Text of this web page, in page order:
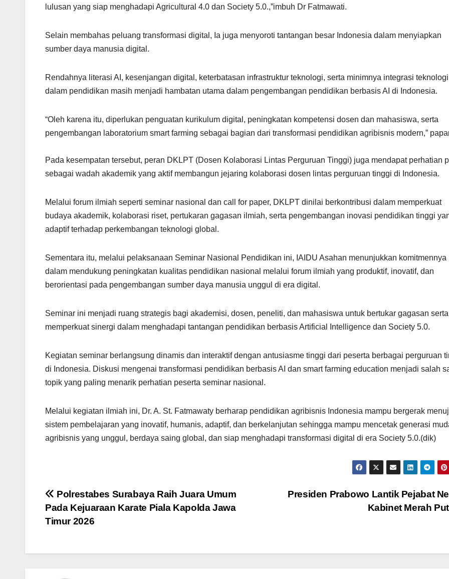
lulusan yang siap menghadapi Agricultural 4.0 dan Society 5.0.,”imbuh Dr Fatmawati.
Selain membahas peluang transformasi digital, Ia juga menyoroti tantangan besar Indonesia dalam menyiapkan
sumber daya manusia digital.
Rendahnya literasi AI, kesenjangan digital, keterbatasan infrastruktur teknologi, serta minimnya integrasi teknologi
dalam pendidikan masih menjadi hambatan utama dalam pengembangan pendidikan berbasis AI di Indonesia.
“Oleh karena itu, diperlukan penguatan kurikulum digital, peningkatan kompetensi dosen dan mahasiswa, serta
pengembangan laboratorium smart farming sebagai bagian dari transformasi pendidikan agribisnis modern,”
Pada kesempatan tersebut, peran DKLPT (Dosen Kolaborasi Lintas Perguruan Tinggi) juga mendapat perhatian
sebagai wadah akademik yang aktif membangun jejaring kolaborasi dosen lintas perguruan tinggi di Indonesia.
Melalui forum ilmiah seperti seminar nasional dan call for paper, DKLPT dinilai berkontribusi dalam memperkuat
budaya akademik, kolaborasi riset, pertukaran gagasan ilmiah, serta pengembangan inovasi pendidikan tinggi
adaptif terhadap perkembangan teknologi global.
Sementara itu, melalui pelaksanaan Seminar Nasional Pendidikan ini, IAIDU Asahan menunjukkan komitmennya
dalam mendukung peningkatan kualitas pendidikan nasional melalui forum ilmiah yang produktif, inovatif, dan
berorientasi pada pengembangan sumber daya manusia unggul di era digital.
Seminar ini menjadi ruang strategis bagi akademisi, dosen, peneliti, dan mahasiswa untuk bertukar gagasan serta
memperkuat sinergi dalam menghadapi tantangan pendidikan berbasis Artificial Intelligence dan Society 5.0.
Kegiatan seminar berlangsung dinamis dan interaktif dengan antusiasme tinggi dari peserta berbagai perguruan
di Indonesia. Diskusi mengenai transformasi pendidikan berbasis AI dan smart farming education menjadi salah
topik yang paling menarik perhatian peserta seminar nasional.
Melalui kegiatan ilmiah ini, Dr. A. St. Fatmawaty berharap pendidikan agribisnis Indonesia mampu bergerak
sistem pembelajaran yang inovatif, humanis, adaptif, dan berkelanjutan sehingga mampu mencetak generasi
agribisnis yang unggul, berdaya saing global, dan siap menghadapi transformasi digital di era Society 5.0.(dik)
Navigasi
pos
Presiden Prabowo Lantik Pejabat
Kabinet Merah
Polrestabes Surabaya Raih Juara Umum
Pada Kejuaraan Karate Piala Kapolda Jawa
Timur 2026